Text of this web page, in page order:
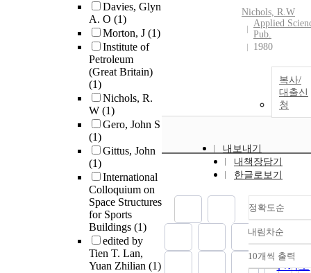
Davies, Glyn
A. O (1)
Morton, J (1)
Institute of
Petroleum
(Great Britain)
(1)
Nichols, R.
W (1)
Gero, John S
(1)
Gittus, John
(1)
International
Colloquium on
Space Structures
for Sports
Buildings (1)
edited by
Tien T. Lan,
Yuan Zhilian (1)
Nichols, R.W
Applied
Pub.
1980
복사/
대출신
청
내보내기
내책장담기
한글로보기
정확도순
정확도
순
인기도
내림차순
내림
10개씩 출력